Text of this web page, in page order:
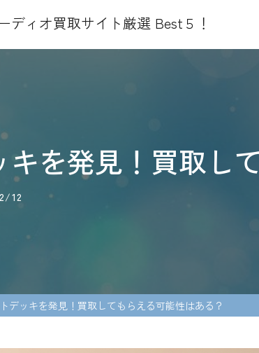
ディオ買取サイト厳選 Best５！
を発見！買取し
12
デッキを発見！買取してもらえる可能性はある？